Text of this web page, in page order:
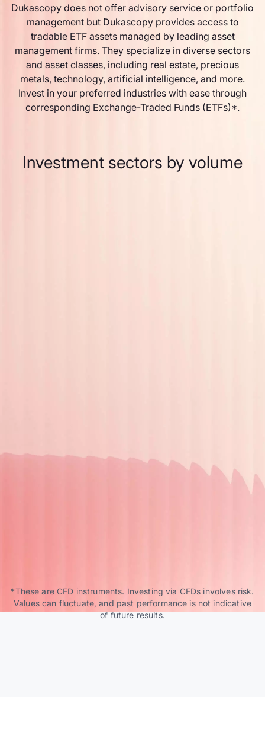
Dukascopy does not offer advisory service or portfolio
management but Dukascopy provides access to
tradable ETF assets managed by leading asset
management firms. They specialize in diverse sectors
and asset classes, including real estate, precious
metals, technology, artificial intelligence, and more.
Invest in your preferred industries with ease through
corresponding Exchange-Traded Funds (ETFs)*.
Investment sectors by volume
*These are CFD instruments. Investing via CFDs involves risk.
Values can fluctuate, and past performance is not indicative
of future results.